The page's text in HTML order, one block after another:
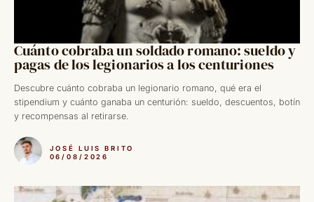
Cuánto cobraba un soldado romano: sueldo y
pagas de los legionarios a los centuriones
Descubre cuánto cobraba un legionario romano, qué era el
stipendium y cuánto ganaba un centurión: sueldo, descuentos, botín
y recompensas al retirarse.
JOSÉ LUIS BRITO
06/08/2026